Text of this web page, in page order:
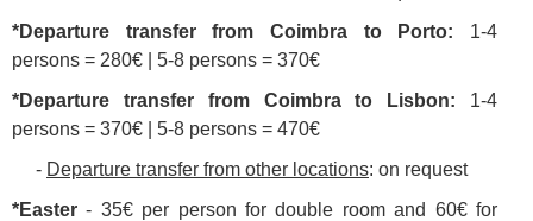
*Departure transfer from Coimbra to Porto: 1-4
persons = 280€ | 5-8 persons = 370€
*Departure transfer from Coimbra to Lisbon: 1-4
persons = 370€ | 5-8 persons = 470€
- Departure transfer from other locations: on request
*Easter - 35€ per person for double room and 60€ for